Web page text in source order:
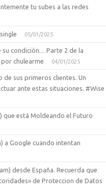
tu subes a las redes
05/01/2025
su condición… Parte 2 de la
chulearme
04/01/2025
de sus primeros clientes. Un
ante estas situaciones. #Wise
que está Moldeando el Futuro
a Google cuando intentan
desde España. Recuerda que
de Proteccion de Datos